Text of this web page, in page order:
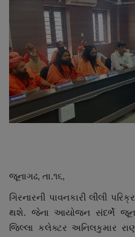
About Author
Contact
Dipotsav Special
આંતરરાષ્ટ્રીય
જુનાગઢ
Support US
જૂનાગઢ, તા.૧૬,
ગિરનારની પાવનકારી લીલી
થશે. જેના આયોજન સંદર્ભે
જિલ્લા કલેક્ટર અનિલકુમાર